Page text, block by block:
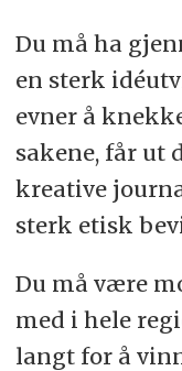
utøve
det som skjer
kritikkverdige
Schibsted
Tidende, VG,
avisene
Aftonbladet.
avdelinger i
Du må ha
en sterk
evner å
sakene, får ut
kreative
sterk etisk
Du må være
med i hele
langt for å